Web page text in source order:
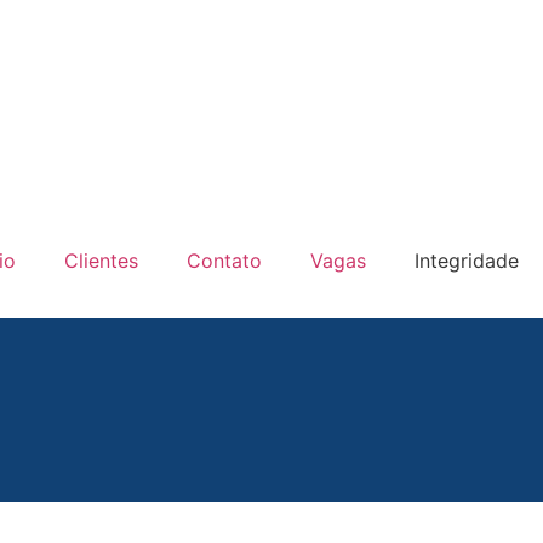
Clientes Contato Vagas Integridade